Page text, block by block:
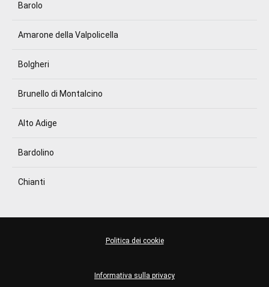
Barolo
Amarone della Valpolicella
Bolgheri
Brunello di Montalcino
Alto Adige
Bardolino
Chianti
Informativa sulla privacy
Politica dei cookie